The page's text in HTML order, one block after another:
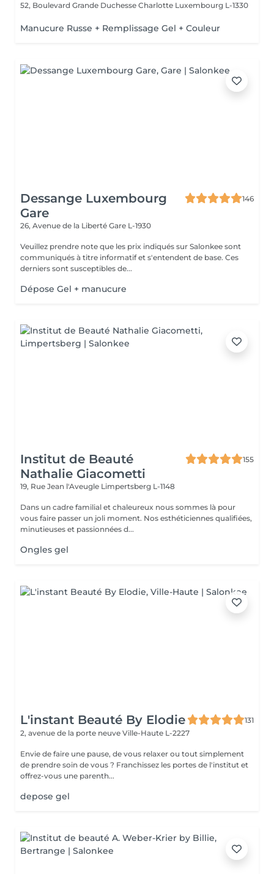
52, Boulevard Grande Duchesse Charlotte Luxembourg L-1330
Manucure Russe + Remplissage Gel + Couleur
Dessange Luxembourg
Gare
146
26, Avenue de la Liberté Gare L-1930
Veuillez prendre note que les prix indiqués sur Salonkee sont
communiqués à titre informatif et s'entendent de base. Ces
derniers sont susceptibles de...
Dépose Gel + manucure
Institut de Beauté
Nathalie Giacometti
155
19, Rue Jean l'Aveugle Limpertsberg L-1148
Dans un cadre familial et chaleureux nous sommes là pour
vous faire passer un joli moment. Nos esthéticiennes qualifiées,
minutieuses et passionnées d...
Ongles gel
L'instant Beauté By Elodie
131
2, avenue de la porte neuve Ville-Haute L-2227
Envie de faire une pause, de vous relaxer ou tout simplement
de prendre soin de vous ? Franchissez les portes de l'institut et
offrez-vous une parenth...
depose gel